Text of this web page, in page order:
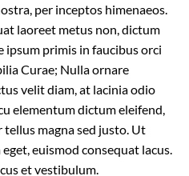
per inceptos himenaeos.
laoreet metus non, dictum
ipsum primis in faucibus orci
Curae; Nulla ornare
velit diam, at lacinia odio
elementum dictum eleifend,
tellus magna sed justo. Ut
euismod consequat lacus.
et vestibulum.